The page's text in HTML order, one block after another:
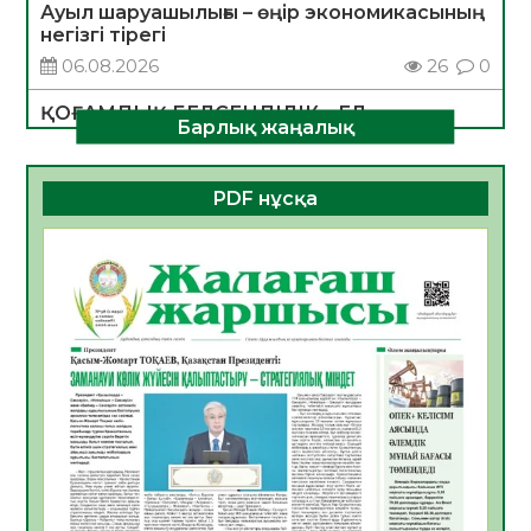
Ауыл шаруашылығы – өңір экономикасының
негізгі тірегі
06.08.2026
26 0
ҚОҒАМДЫҚ БЕЛСЕНДІЛІК – ЕЛ
ДАМУЫНЫҢ НЕГІЗІ
06.08.2026
24 0
ҚҰРЫЛТАЙ САЙЛАУЫ – БОЛАШАҚҚА
БАСТАР ЖАУАПТЫ ТАҢДАУ
06.08.2026
Инфекциялық ауруларға қарсы иммундау
жұмыстарының тиімділігі
06.08.2026
28
Көкжөтел ауруы туралы
06.08.2026
25
АПВ вакцинасы туралы мәлімет
06.08.2026
26
Барлық жаңалық
PDF нұсқа